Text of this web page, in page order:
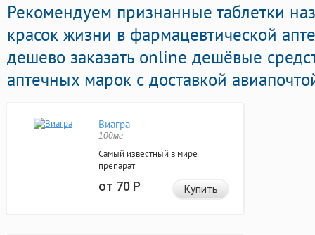
Рекомендуем признанные таблетки
красок жизни в фармацевтической
дешево заказать online дешёвые
аптечных марок с доставкой
Виагра
100мг
Самый известный в мире
препарат
от 70Р Купить